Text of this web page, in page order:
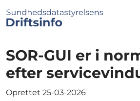
SOR-GUI er i
efter
Oprettet 25-03-2026